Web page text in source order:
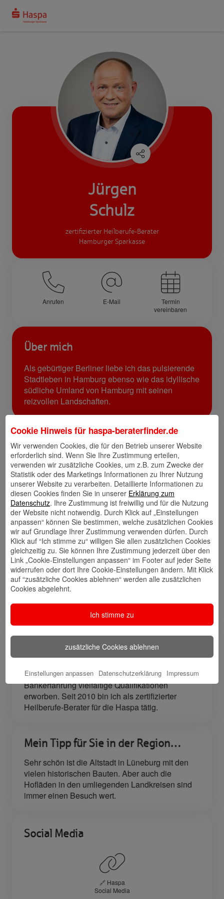
Jürgen
Schulz
zertifizierter Heilberufe-Berater
Hamburger Sparkasse
Anrufen E-Mail
Termin
vereinbaren
Über mich
Als gebürtiger Berliner liebe ich das pulsierende
Stadtleben in Hamburg ebenso wie das idyllische
südliche Umland von Hamburg mit seinen
reizvollen Landschaften.
Links
Kontakt
speichern
Walletkarte
hinzufügen
Rückrufwunsch
Website
🎊 Haspa-
Veranstaltungen
🎯 Service-
Center
🎁 Kunden
Meine Qualifikation
habe während meiner mehr als 40jährigen
Bankerfahrung vielfältige Qualifikationen
erworben. Seit 2010 bin ich als zertifizierter
Heilberufe-Berater für die Haspa tätig.
Mein Tipp für Sie in der Region…
Sehr schön ist die Altstadt in Lüneburg mit den
vielen historischen Bauten. Aber auch die
Hofläden in den umliegenden Landkreisen sind
immer einen Besuch wert.
Social Media
🔗 Haspa
Social Media
Cookie Hinweis für haspa-beraterfinder.de
Wir verwenden Cookies, die für den Betrieb unserer Website
erforderlich sind. Wenn Sie Ihre Zustimmung erteilen,
verwenden wir zusätzliche Cookies, um z.B. zum Zwecke der
Statistik oder des Marketings Informationen zu Ihrer Nutzung
unserer Website zu verarbeiten. Detaillierte Informationen zu
diesen Cookies finden Sie in unserer Erklärung zum
Datenschutz. Ihre Zustimmung ist freiwillig und für die Nutzung
der Website nicht notwendig. Durch Klick auf „Einstellungen
anpassen“ können Sie bestimmen, welche zusätzlichen Cookies
wir auf Grundlage Ihrer Zustimmung verwenden dürfen. Durch
Klick auf “Ich stimme zu“ willigen Sie allen zusätzlichen Cookies
gleichzeitig zu. Sie können Ihre Zustimmung jederzeit über den
Link „Cookie-Einstellungen anpassen“ im Footer auf jeder Seite
widerrufen oder dort Ihre Cookie-Einstellungen ändern. Mit Klick
auf “zusätzliche Cookies ablehnen“ werden alle zusätzlichen
Cookies abgelehnt.
Ich stimme zu
zusätzliche Cookies ablehnen
Einstellungen anpassen Datenschutzerklärung Impressum